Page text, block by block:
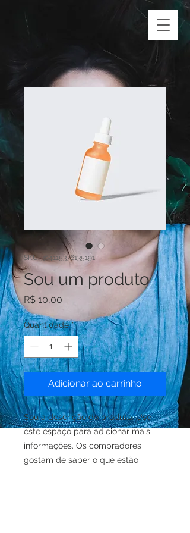
SKU: 364115376135191
Sou um produto
R$ 10,00
Quantidade *
Adicionar ao carrinho
Sou a descrição do produto. Use
este espaço para adicionar mais
informações. Os compradores
gostam de saber o que estão
adquirindo antes de comprar.